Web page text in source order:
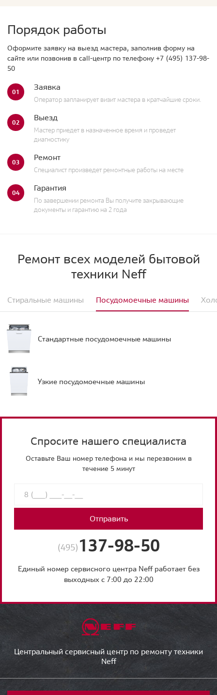
Порядок работы
Оформите заявку на выезд мастера, заполнив форму на
сайте или позвонив в call-центр по телефону +7 (495) 137-98-
50
01 Заявка
Оператор запланирует визит мастера в кратчайшие сроки.
02 Выезд
Мастер приедет в назначенное время и проведет
диагностику
03 Ремонт
Специалист произведет ремонтные работы на месте
04 Гарантия
По завершении ремонта Вы получите закрывающие
документы и гарантию на 2 года
Ремонт всех моделей бытовой
техники Neff
Стиральные машины Посудомоечные машины
Стандартные посудомоечные машины
Узкие посудомоечные машины
Спросите нашего специалиста
Оставьте Ваш номер телефона и мы перезвоним в
течение 5 минут
Отправить
(495) 137-98-50
Единый номер сервисного центра Neff работает без
выходных с 7:00 до 22:00
Центральный сервисный центр по ремонту техники
Neff